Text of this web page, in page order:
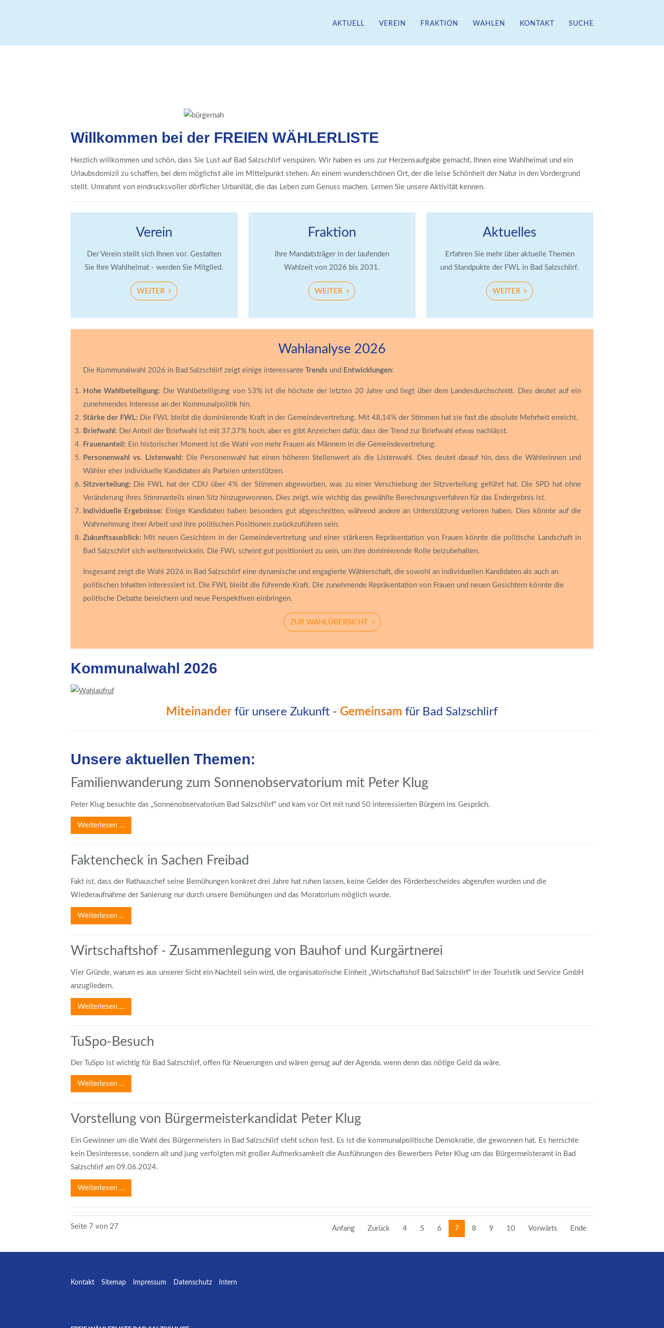
AKTUELL VEREIN FRAKTION WAHLEN KONTAKT SUCHE
Willkommen bei der FREIEN WÄHLERLISTE
Herzlich willkommen und schön, dass Sie Lust auf Bad Salzschlirf verspüren. Wir haben es uns zur Herzensaufgabe gemacht, Ihnen eine Wahlheimat und ein
Urlaubsdomizil zu schaffen, bei dem möglichst alle im Mittelpunkt stehen. An einem wunderschönen Ort, der die leise Schönheit der Natur in den Vordergrund
stellt. Umrahmt von eindrucksvoller dörflicher Urbanität, die das Leben zum Genuss machen. Lernen Sie unsere Aktivität kennen.
Verein
Der Verein stellt sich Ihnen vor. Gestalten
Sie Ihre Wahlheimat - werden Sie Mitglied.
WEITER
Fraktion
Ihre Mandatsträger in der laufenden
Wahlzeit von 2026 bis 2031.
WEITER
Aktuelles
Erfahren Sie mehr über aktuelle Themen
und Standpukte der FWL in Bad Salzschlirf.
WEITER
Wahlanalyse 2026
Die Kommunalwahl 2026 in Bad Salzschlirf zeigt einige interessante Trends und Entwicklungen:
Hohe Wahlbeteiligung: Die Wahlbeteiligung von 53% ist die höchste der letzten 20 Jahre und liegt über dem Landesdurchschnitt. Dies deutet auf ein
zunehmendes Interesse an der Kommunalpolitik hin.
Stärke der FWL: Die FWL bleibt die dominierende Kraft in der Gemeindevertretung. Mit 48,14% der Stimmen hat sie fast die absolute Mehrheit erreicht.
Briefwahl: Der Anteil der Briefwahl ist mit 37,37% hoch, aber es gibt Anzeichen dafür, dass der Trend zur Briefwahl etwas nachlässt.
Frauenanteil: Ein historischer Moment ist die Wahl von mehr Frauen als Männern in die Gemeindevertretung.
Personenwahl vs. Listenwahl: Die Personenwahl hat einen höheren Stellenwert als die Listenwahl. Dies deutet darauf hin, dass die Wählerinnen und
Wähler eher individuelle Kandidaten als Parteien unterstützen.
Sitzverteilung: Die FWL hat der CDU über 4% der Stimmen abgeworben, was zu einer Verschiebung der Sitzverteilung geführt hat. Die SPD hat ohne
Veränderung ihres Stimmanteils einen Sitz hinzugewonnen. Dies zeigt, wie wichtig das gewählte Berechnungsverfahren für das Endergebnis ist.
Individuelle Ergebnisse: Einige Kandidaten haben besonders gut abgeschnitten, während andere an Unterstützung verloren haben. Dies könnte auf die
Wahrnehmung ihrer Arbeit und ihre politischen Positionen zurückzuführen sein.
Zukunftsausblick: Mit neuen Gesichtern in der Gemeindevertretung und einer stärkeren Repräsentation von Frauen könnte die politische Landschaft in
Bad Salzschlirf sich weiterentwickeln. Die FWL scheint gut positioniert zu sein, um ihre dominierende Rolle beizubehalten.
Insgesamt zeigt die Wahl 2026 in Bad Salzschlirf eine dynamische und engagierte Wählerschaft, die sowohl an individuellen Kandidaten als auch an
politischen Inhalten interessiert ist. Die FWL bleibt die führende Kraft. Die zunehmende Repräsentation von Frauen und neuen Gesichtern könnte die
politische Debatte bereichern und neue Perspektiven einbringen.
ZUR WAHLÜBERSICHT
Kommunalwahl 2026
Miteinander für unsere Zukunft - Gemeinsam für Bad Salzschlirf
Unsere aktuellen Themen:
Familienwanderung zum Sonnenobservatorium mit Peter Klug
Peter Klug besuchte das „Sonnenobservatorium Bad Salzschlirf“ und kam vor Ort mit rund 50 interessierten Bürgern ins Gespräch.
Weiterlesen …
Faktencheck in Sachen Freibad
Fakt ist, dass der Rathauschef seine Bemühungen konkret drei Jahre hat ruhen lassen, keine Gelder des Förderbescheides abgerufen wurden und die
Wiederaufnahme der Sanierung nur durch unsere Bemühungen und das Moratorium möglich wurde.
Weiterlesen …
Wirtschaftshof - Zusammenlegung von Bauhof und Kurgärtnerei
Vier Gründe, warum es aus unserer Sicht ein Nachteil sein wird, die organisatorische Einheit „Wirtschaftshof Bad Salzschlirf“ in der Touristik und Service GmbH
anzugliedern.
Weiterlesen …
TuSpo-Besuch
Der TuSpo ist wichtig für Bad Salzschlirf, offen für Neuerungen und wären genug auf der Agenda, wenn denn das nötige Geld da wäre.
Weiterlesen …
Vorstellung von Bürgermeisterkandidat Peter Klug
Ein Gewinner um die Wahl des Bürgermeisters in Bad Salzschlirf steht schon fest. Es ist die kommunalpolitische Demokratie, die gewonnen hat. Es herrschte
kein Desinteresse, sondern alt und jung verfolgten mit großer Aufmerksamkeit die Ausführungen des Bewerbers Peter Klug um das Bürgermeisteramt in Bad
Salzschlirf am 09.06.2024.
Weiterlesen …
Seite 7 von 27 Anfang Zurück 4 5 6 7 8 9 10 Vorwärts Ende
Kontakt Sitemap Impressum Datenschutz Intern